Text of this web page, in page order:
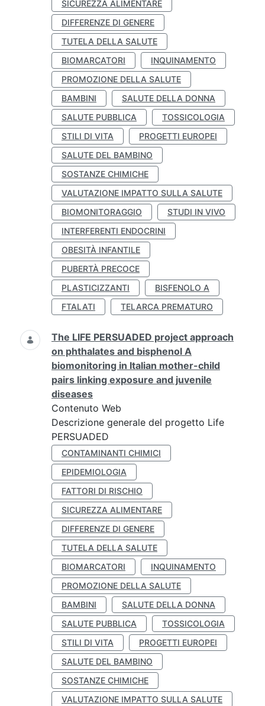
SICUREZZA ALIMENTARE
DIFFERENZE DI GENERE
TUTELA DELLA SALUTE
BIOMARCATORI
INQUINAMENTO
PROMOZIONE DELLA SALUTE
BAMBINI
SALUTE DELLA DONNA
SALUTE PUBBLICA
TOSSICOLOGIA
STILI DI VITA
PROGETTI EUROPEI
SALUTE DEL BAMBINO
SOSTANZE CHIMICHE
VALUTAZIONE IMPATTO SULLA SALUTE
BIOMONITORAGGIO
STUDI IN VIVO
INTERFERENTI ENDOCRINI
OBESITÀ INFANTILE
PUBERTÀ PRECOCE
PLASTICIZZANTI
BISFENOLO A
FTALATI
TELARCA PREMATURO
The LIFE PERSUADED project approach
on phthalates and bisphenol A
biomonitoring in Italian mother-child
pairs linking exposure and juvenile
diseases
Contenuto Web
Descrizione generale del progetto Life
PERSUADED
CONTAMINANTI CHIMICI
EPIDEMIOLOGIA
FATTORI DI RISCHIO
SICUREZZA ALIMENTARE
DIFFERENZE DI GENERE
TUTELA DELLA SALUTE
BIOMARCATORI
INQUINAMENTO
PROMOZIONE DELLA SALUTE
BAMBINI
SALUTE DELLA DONNA
SALUTE PUBBLICA
TOSSICOLOGIA
STILI DI VITA
PROGETTI EUROPEI
SALUTE DEL BAMBINO
SOSTANZE CHIMICHE
VALUTAZIONE IMPATTO SULLA SALUTE